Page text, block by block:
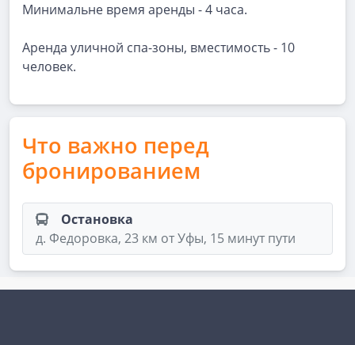
Минимальне время аренды - 4 часа.
Аренда уличной спа-зоны, вместимость - 10
человек.
Что важно перед
бронированием
Остановка
д. Федоровка, 23 км от Уфы, 15 минут пути